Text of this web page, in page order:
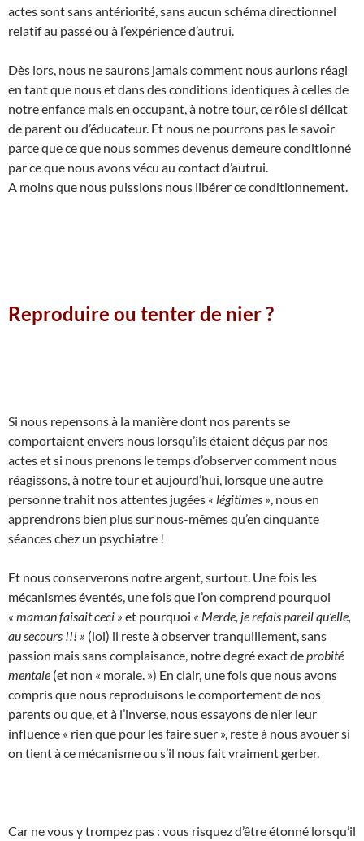
actes sont sans antériorité, sans aucun schéma directionnel
relatif au passé ou à l’expérience d’autrui.
Dès lors, nous ne saurons jamais comment nous aurions réagi
en tant que nous et dans des conditions identiques à celles de
notre enfance mais en occupant, à notre tour, ce rôle si délicat
de parent ou d’éducateur. Et nous ne pourrons pas le savoir
parce que ce que nous sommes devenus demeure conditionné
par ce que nous avons vécu au contact d’autrui.
A moins que nous puissions nous libérer ce conditionnement.
Reproduire ou tenter de nier ?
Si nous repensons à la manière dont nos parents se
comportaient envers nous lorsqu’ils étaient déçus par nos
actes et si nous prenons le temps d’observer comment nous
réagissons, à notre tour et aujourd’hui, lorsque une autre
personne trahit nos attentes jugées « légitimes » , nous en
apprendrons bien plus sur nous-mêmes qu’en cinquante
séances chez un psychiatre !
Et nous conserverons notre argent, surtout. Une fois les
mécanismes éventés, une fois que l’on comprend pourquoi
« maman faisait ceci » et pourquoi « Merde, je refais pareil qu’elle,
au secours !!! » (lol) il reste à observer tranquillement, sans
passion mais sans complaisance, notre degré exact deprobité
mentale (et non « morale. ») En clair, une fois que nous avons
compris que nous reproduisons le comportement de nos
parents ou que, et à l’inverse, nous essayons de nier leur
influence « rien que pour les faire suer », reste à nous avouer si
on tient à ce mécanisme ou s’il nous fait vraiment gerber.
Car ne vous y trompez pas : vous risquez d’être étonné lorsqu’il